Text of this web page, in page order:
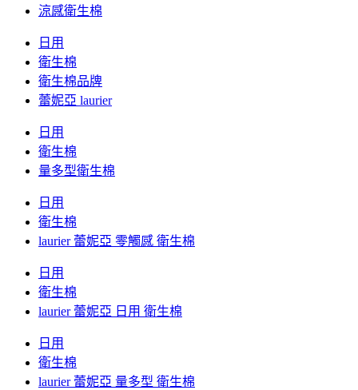
涼感衛生棉
日用
衛生棉
衛生棉品牌
蕾妮亞 laurier
日用
衛生棉
量多型衛生棉
日用
衛生棉
laurier 蕾妮亞 零觸感 衛生棉
日用
衛生棉
laurier 蕾妮亞 日用 衛生棉
日用
衛生棉
laurier 蕾妮亞 量多型 衛生棉